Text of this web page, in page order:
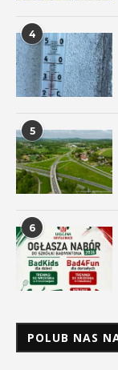
4
5
6
POLUB NAS